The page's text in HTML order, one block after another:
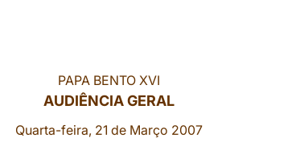
PAPA BENTO XVI
AUDIÊNCIA GERAL
Quarta-feira, 21 de Março 2007